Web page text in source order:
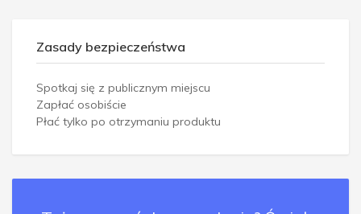
Zasady bezpieczeństwa
Spotkaj się z publicznym miejscu
Zapłać osobiście
Płać tylko po otrzymaniu produktu